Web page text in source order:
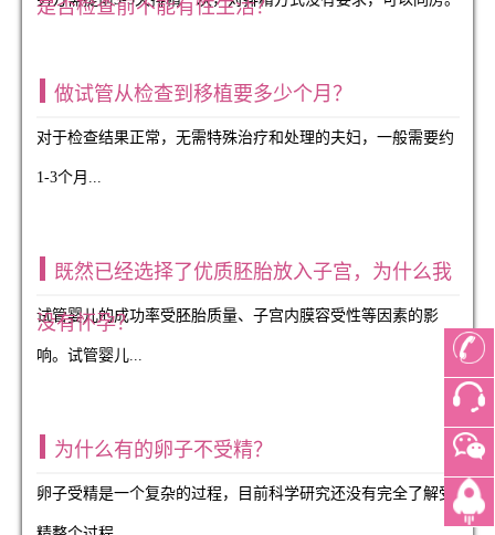
是否检查前不能有性生活？
做试管从检查到移植要多少个月？
对于检查结果正常，无需特殊治疗和处理的夫妇，一般需要约
1-3个月...
既然已经选择了优质胚胎放入子宫，为什么我
没有怀孕？
试管婴儿的成功率受胚胎质量、子宫内膜容受性等因素的影
响。试管婴儿...
为什么有的卵子不受精？
卵子受精是一个复杂的过程，目前科学研究还没有完全了解受